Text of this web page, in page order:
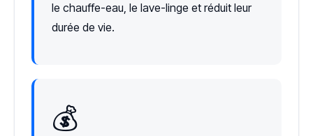
le chauffe-eau, le lave-linge et réduit leur
durée de vie.
💰